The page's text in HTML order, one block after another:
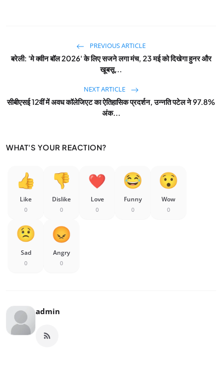
PREVIOUS ARTICLE
बरेली: 'मे क्वीन बॉल 2026' के लिए सजने लगा मंच, 23 मई को दिखेगा हुनर और
खूबसू...
NEXT ARTICLE
सीबीएसई 12वीं में अवध कॉलेजिएट का ऐतिहासिक प्रदर्शन, उन्नति पटेल ने 97.8%
अंक...
WHAT'S YOUR REACTION?
Like
0
Dislike
0
Love
0
Funny
0
Wow
0
Sad
0
Angry
0
admin